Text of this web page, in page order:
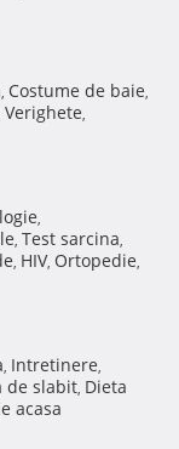
, Costume de baie,
Verighete,
,
, Test sarcina,
, HIV, Ortopedie,
, Intretinere,
de slabit, Dieta
acasa